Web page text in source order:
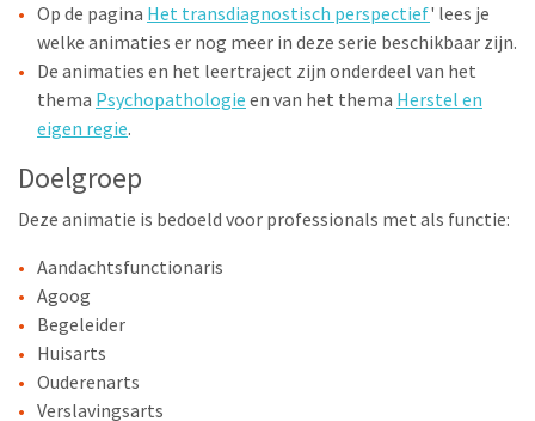
Op de pagina Het transdiagnostisch perspectief' lees je
welke animaties er nog meer in deze serie beschikbaar zijn.
De animaties en het leertraject zijn onderdeel van het
thema Psychopathologie en van het thema Herstel en
eigen regie.
Doelgroep
Deze animatie is bedoeld voor professionals met als functie:
Aandachtsfunctionaris
Agoog
Begeleider
Huisarts
Ouderenarts
Verslavingsarts